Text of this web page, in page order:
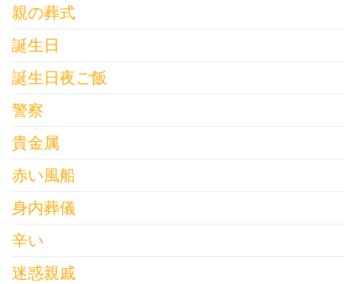
親の葬式
誕生日
誕生日夜ご飯
警察
貴金属
赤い風船
身内葬儀
辛い
迷惑親戚